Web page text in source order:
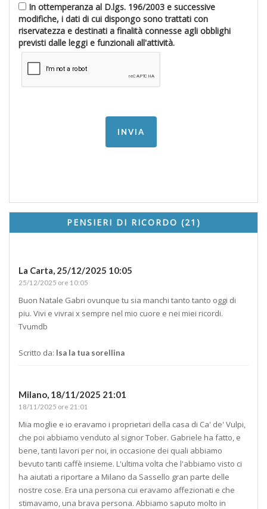
In ottemperanza al D.lgs. 196/2003 e successive
modifiche, i dati di cui dispongo sono trattati con
riservatezza e destinati a finalità connesse agli obblighi
previsti dalle leggi e funzionali all'attività.
PENSIERI DI RICORDO (21)
La Carta, 25/12/2025 10:05
25/12/2025 ore 10:05
Buon Natale Gabri ovunque tu sia manchi tanto tanto oggi di
piu. Vivi e vivrai x sempre nel mio cuore e nei miei ricordi.
Tvumdb
Scritto da: Isa la tua sorellina
Milano, 18/11/2025 21:01
18/11/2025 ore 21:01
Mia moglie e io eravamo i proprietari della casa di Ca' de' Vulpi,
che poi abbiamo venduto al signor Tober. Gabriele ha fatto, e
bene, tanti lavori per noi, in occasione dei quali abbiamo
bevuto tanti caffè insieme. L'ultima volta che l'abbiamo visto ci
ha aiutati a riportare a Milano da Sassello gran parte delle
nostre cose. Era una persona cui eravamo affezionati e che
stimavamo, una brava persona. Abbiamo saputo molto in